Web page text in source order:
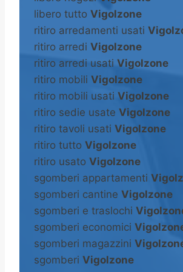
libero tutto Vigolzone
ritiro arredamenti usati
ritiro arredi Vigolzone
ritiro arredi usati Vigolzone
ritiro mobili Vigolzone
ritiro mobili usati Vigolzone
ritiro sedie usate Vigolzone
ritiro tavoli usati Vigolzone
ritiro tutto Vigolzone
ritiro usato Vigolzone
sgomberi appartamenti
sgomberi cantine Vigolzone
sgomberi e traslochi
sgomberi economici
sgomberi magazzini
sgomberi Vigolzone